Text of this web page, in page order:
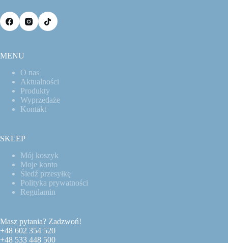
MENU
O nas
Aktualności
Produkty
Wyprzedaże
Kontakt
SKLEP
Mój koszyk
Moje konto
Śledź przesyłkę
Polityka prywatności
Regulamin
Masz pytania? Zadzwoń!
+48 602 354 520
+48 533 448 500